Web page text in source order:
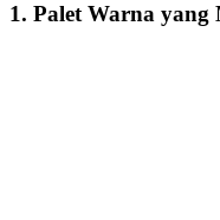
1. Palet Warna yang